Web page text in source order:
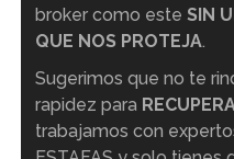
broker como este SIN
QUE NOS PROTEJA.
Sugerimos que no te
rapidez para
trabajamos con